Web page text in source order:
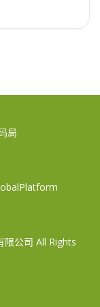
局
限公司 All Rights